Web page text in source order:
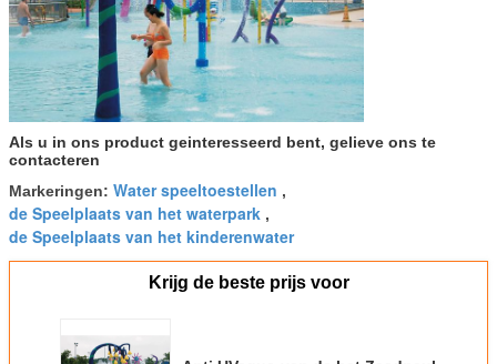
Als u in ons product geinteresseerd bent, gelieve ons te
contacteren
Markeringen: Water speeltoestellen ,
de Speelplaats van het waterpark ,
de Speelplaats van het kinderenwater
Krijg de beste prijs voor